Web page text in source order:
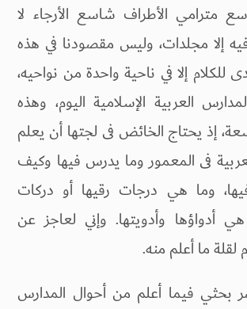
مترامي الأطراف شاسع الأرجاء لا
إلا مجلدات، وليس مقصودنا في هذه
للكلام إلا في ناحية واحدة من نواحيه،
العربية الإسلامية اليوم، وهذه
إذ يحتاج الخائض فى لجتها أن يعلم
فى المعمور وما يدرس فيها وكيف
وما هي درجات رقيها أو دركات
أدواؤها وأدويتها. وإني لعاجز عن
لقلة ما أعلم منه.
بحثي فيما أعلم من أحوال المدارس